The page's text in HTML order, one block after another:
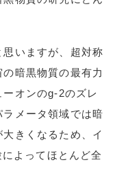
いますが、超対称
暗黒物質の最有力
オンのg-2のズレ
メータ領域では暗
きくなるため、イ
よってほとんど全